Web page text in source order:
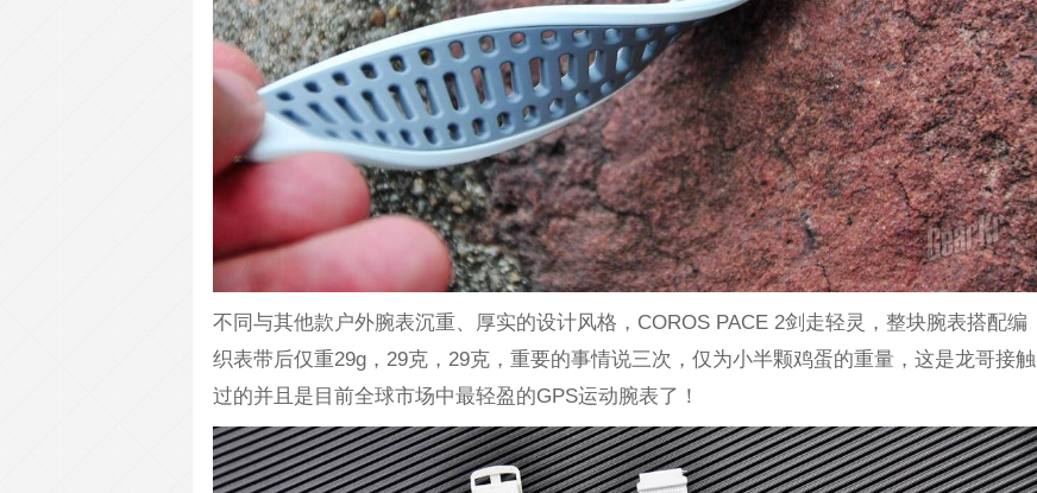
不同与其他款户外腕表沉重、厚实的设计风格，COROS PACE 2剑走轻灵，整块腕表搭配编
织表带后仅重29g，29克，29克，重要的事情说三次，仅为小半颗鸡蛋的重量，这是龙哥接触
过的并且是目前全球市场中最轻盈的GPS运动腕表了！